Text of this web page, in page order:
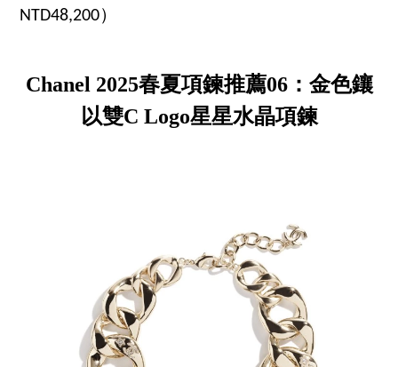
NTD48,200）
Chanel 2025春夏項鍊推薦06：金色鑲
以雙C Logo星星水晶項鍊